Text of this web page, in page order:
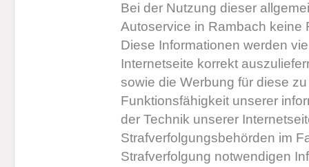
Bei der Nutzung dieser
Autoservice in Rambach keine
Diese Informationen werden
Internetseite korrekt
sowie die Werbung für diese
Funktionsfähigkeit unserer
der Technik unserer
Strafverfolgungsbehörden im
Strafverfolgung notwendigen